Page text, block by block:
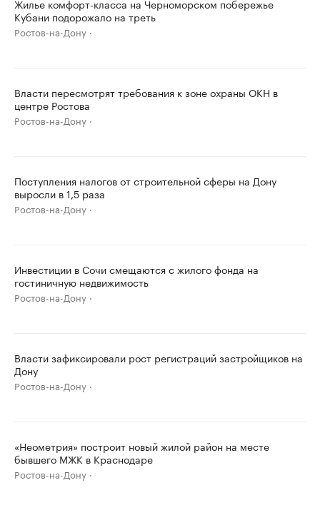
Жилье комфорт-класса на Черноморском побережье
Кубани подорожало на треть
Ростов-на-Дону
Власти пересмотрят требования к зоне охраны ОКН в
центре Ростова
Ростов-на-Дону
Поступления налогов от строительной сферы на Дону
выросли в 1,5 раза
Ростов-на-Дону
Инвестиции в Сочи смещаются с жилого фонда на
гостиничную недвижимость
Ростов-на-Дону
Власти зафиксировали рост регистраций застройщиков на
Дону
Ростов-на-Дону
«Неометрия» построит новый жилой район на месте
бывшего МЖК в Краснодаре
Ростов-на-Дону